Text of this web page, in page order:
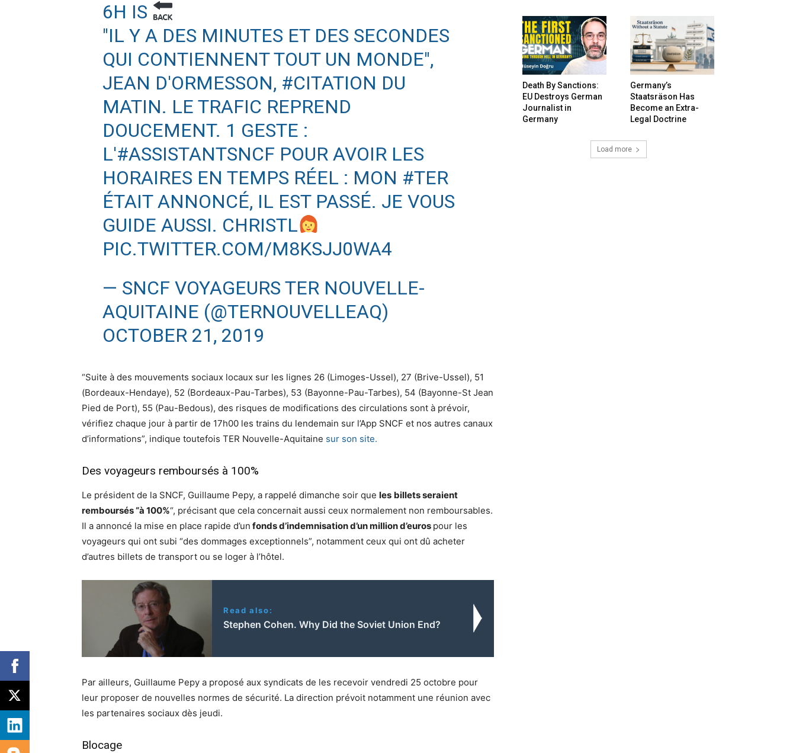
6H IS
"IL Y A DES MINUTES ET DES SECONDES
QUI CONTIENNENT TOUT UN MONDE",
JEAN D'ORMESSON, #CITATION DU
MATIN. LE TRAFIC REPREND
DOUCEMENT. 1 GESTE :
L'#ASSISTANTSNCF POUR AVOIR LES
HORAIRES EN TEMPS RÉEL : MON #TER
ÉTAIT ANNONCÉ, IL EST PASSÉ. JE VOUS
GUIDE AUSSI. CHRISTL
PIC.TWITTER.COM/M8KSJJ0WA4
— SNCF VOYAGEURS TER NOUVELLE-
AQUITAINE (@TERNOUVELLEAQ)
OCTOBER 21, 2019
“Suite à des mouvements sociaux locaux sur les lignes 26 (Limoges-Ussel), 27 (Brive-Ussel), 51
(Bordeaux-Hendaye), 52 (Bordeaux-Pau-Tarbes), 53 (Bayonne-Pau-Tarbes), 54 (Bayonne-St Jean
Pied de Port), 55 (Pau-Bedous), des risques de modifications des circulations sont à prévoir,
vérifiez chaque jour à partir de 17h00 les trains du lendemain sur l’App SNCF et nos autres canaux
d’informations”, indique toutefois TER Nouvelle-Aquitaine sur son site.
Des voyageurs remboursés à 100%
Le président de la SNCF, Guillaume Pepy, a rappelé dimanche soir que les billets seraient
remboursés “à 100%“, précisant que cela concernait aussi ceux normalement non remboursables.
Il a annoncé la mise en place rapide d’un fonds d’indemnisation d’un million d’euros pour les
voyageurs qui ont subi “des dommages exceptionnels”, notamment ceux qui ont dû acheter
d’autres billets de transport ou se loger à l’hôtel.
Read also:
Stephen Cohen. Why Did the Soviet Union End?
Par ailleurs, Guillaume Pepy a proposé aux syndicats de les recevoir vendredi 25 octobre pour
leur proposer de nouvelles normes de sécurité. La direction prévoit notamment une réunion avec
les partenaires sociaux dès jeudi.
Blocage
Death By Sanctions:
EU Destroys German
Journalist in
Germany
Germany’s
Staatsräson Has
Become an Extra-
Legal Doctrine
Load more